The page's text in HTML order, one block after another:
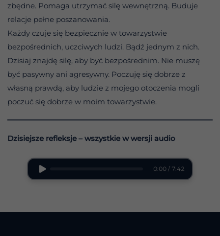
zbędne. Pomaga utrzymać silę wewnętrzną. Buduje
relacje pełne poszanowania.
Każdy czuje się bezpiecznie w towarzystwie
bezpośrednich, uczciwych ludzi. Bądź jednym z nich.
Dzisiaj znajdę silę, aby być bezpośrednim. Nie muszę
być pasywny ani agresywny. Poczuję się dobrze z
własną prawdą, aby ludzie z mojego otoczenia mogli
poczuć się dobrze w moim towarzystwie.
Dzisiejsze refleksje – wszystkie w wersji audio
0:00 / 7:42